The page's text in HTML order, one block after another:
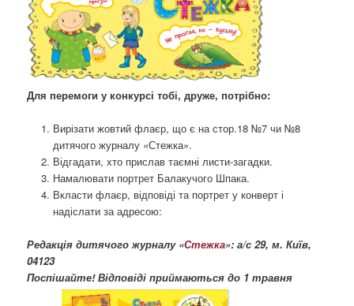
Для перемоги у конкурсі тобі, друже, потрібно:
Вирізати жовтий флаєр, що є на стор.18 №7 чи №8
дитячого журналу «Стежка».
Відгадати, хто прислав таємні листи-загадки.
Намалювати портрет Балакучого Шпака.
Вкласти флаєр, відповіді та портрет у конверт і
надіслати за адресою:
Редакція дитячого журналу «Стежка»: а/с 29, м. Київ,
04123
Поспішайте! Відповіді приймаються до 1 травня